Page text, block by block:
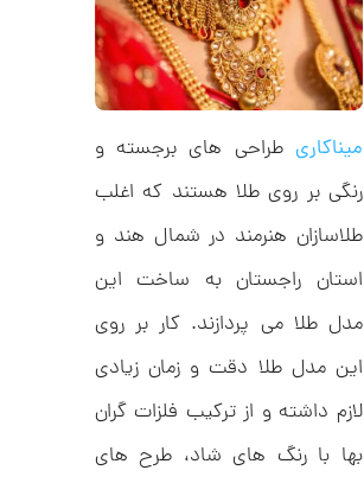
میناکاری طراحی های برجسته و
رنگی بر روی طلا هستند که اغلب
طلاسازان هنرمند در شمال هند و
استان راجستان به ساخت این
مدل طلا می پردازند. کار بر روی
این مدل طلا دقت و زمان زیادی
لازم داشته و از ترکیب فلزات گران
بها با رنگ های شاد، طرح های